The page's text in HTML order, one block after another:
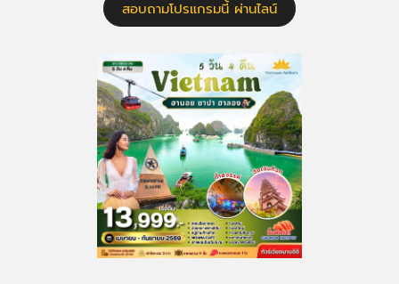
สอบถามโปรแกรมนี้ ผ่านไลน์